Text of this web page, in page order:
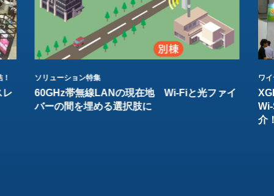
レ
ソリューション特集
60GHz帯無線LANの現在地 Wi-Fiと光ファイ
バーの間を埋める選択肢に
ワ
介